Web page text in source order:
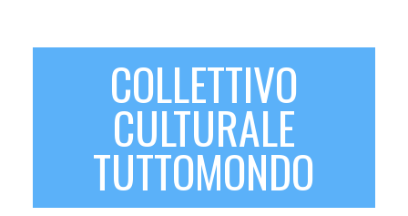
COLLETTIVO
CULTURALE
TUTTOMONDO